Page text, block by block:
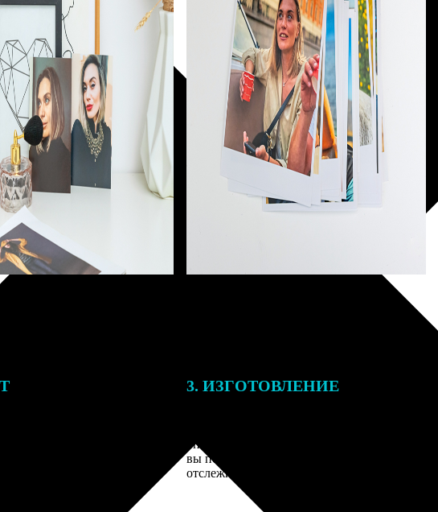
3. ИЗГОТОВЛЕНИЕ
описанием заказа. Когда отправим заказ
вы получите письмо с трек-номером для
отслеживания.